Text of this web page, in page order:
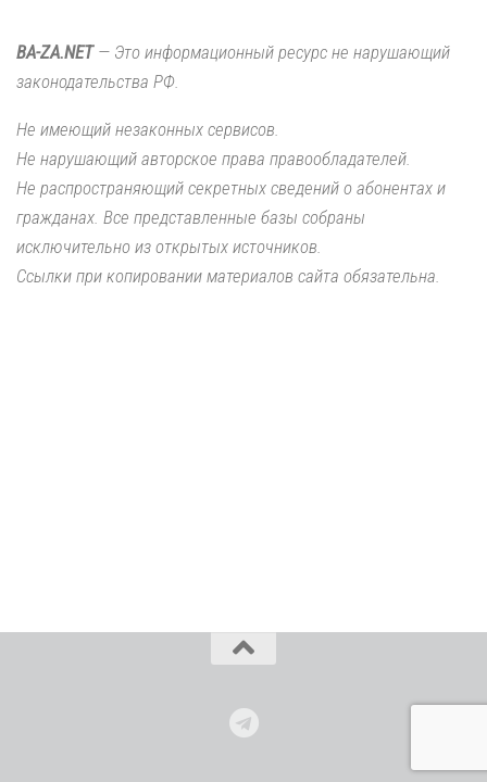
BA-ZA.NET— Это информационный ресурс не нарушающий
законодательства РФ.
Не имеющий незаконных сервисов.
Не нарушающий авторское права правообладателей.
Не распространяющий секретных сведений о абонентах и
гражданах. Все представленные базы собраны
исключительно из открытых источников.
Ссылки при копировании материалов сайта обязательна.